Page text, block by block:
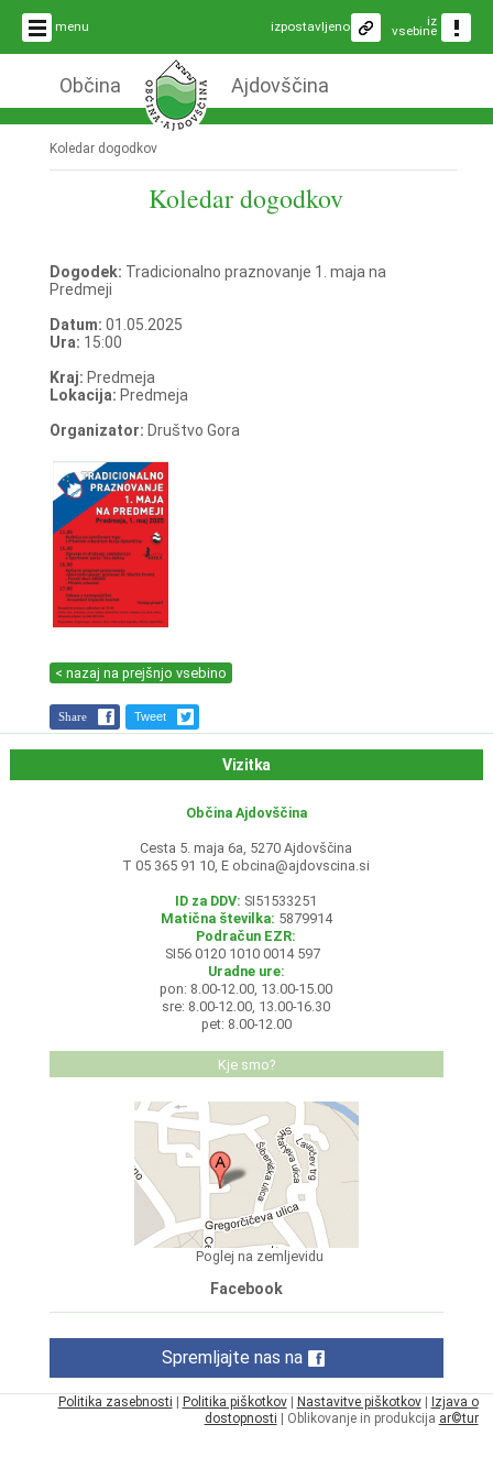
menu iz
vsebine
izpostavljeno
Občina Ajdovščina
Koledar dogodkov
Koledar dogodkov
Dogodek: Tradicionalno praznovanje 1. maja na
Predmeji
Datum: 01.05.2025
Ura: 15:00
Kraj: Predmeja
Lokacija: Predmeja
Organizator: Društvo Gora
< nazaj na prejšnjo vsebino
Share Tweet
Vizitka
Občina Ajdovščina
Cesta 5. maja 6a, 5270 Ajdovščina
T 05 365 91 10, E obcina@ajdovscina.si
ID za DDV: SI51533251
Matična številka: 5879914
Podračun EZR:
SI56 0120 1010 0014 597
Uradne ure:
pon: 8.00-12.00, 13.00-15.00
sre: 8.00-12.00, 13.00-16.30
pet: 8.00-12.00
Kje smo?
Poglej na zemljevidu
Facebook
Spremljajte nas na
Politika zasebnosti Politika piškotkov| Nastavitve piškotkov|
Izjava o
dostopnosti | Oblikovanje in produkcija ar©tur